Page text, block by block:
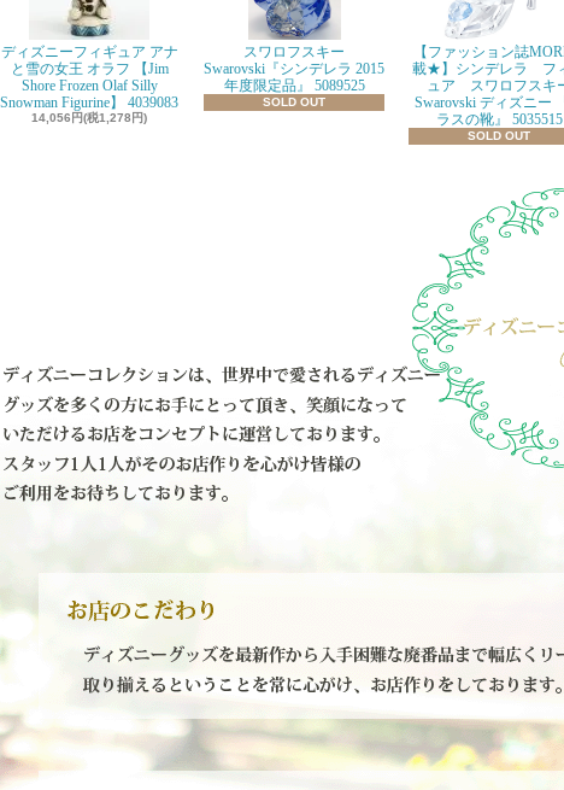
ディズニーフィギュア アナ
と雪の女王 オラフ 【Jim
Shore Frozen Olaf Silly
Snowman Figurine】 4039083
14,056円(税1,278円)
スワロフスキー
Swarovski『シンデレラ 2015
年度限定品』 5089525
SOLD OUT
【ファッション誌
載★】シンデレラ フ
ュア スワロフスキ
Swarovski ディズニー
ラスの靴』 5035515
SOLD OUT